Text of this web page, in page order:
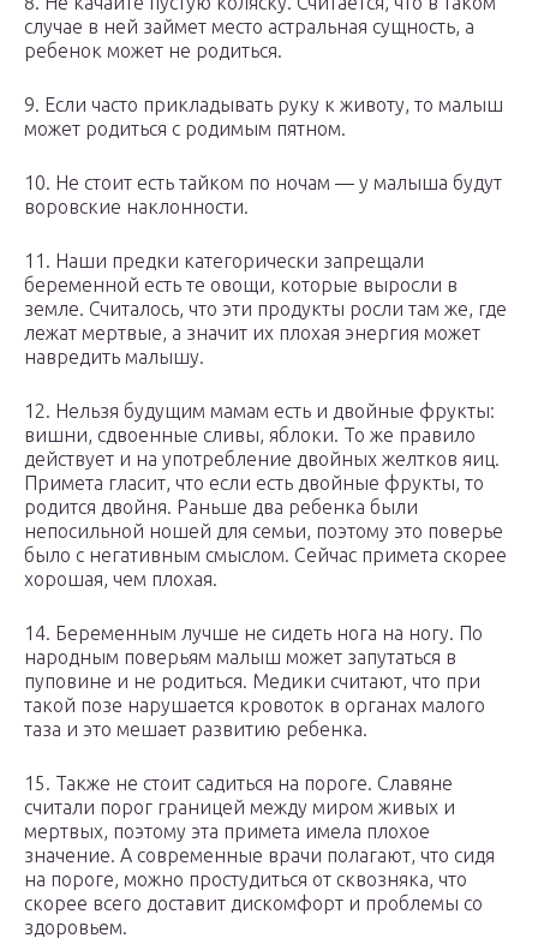
случае в ней займет место астральная сущность, а
ребенок может не родиться.
9. Если часто прикладывать руку к животу, то малыш
может родиться с родимым пятном.
10. Не стоит есть тайком по ночам — у малыша будут
воровские наклонности.
11. Наши предки категорически запрещали
беременной есть те овощи, которые выросли в
земле. Считалось, что эти продукты росли там же, где
лежат мертвые, а значит их плохая энергия может
навредить малышу.
12. Нельзя будущим мамам есть и двойные фрукты:
вишни, сдвоенные сливы, яблоки. То же правило
действует и на употребление двойных желтков яиц.
Примета гласит, что если есть двойные фрукты, то
родится двойня. Раньше два ребенка были
непосильной ношей для семьи, поэтому это поверье
было с негативным смыслом. Сейчас примета скорее
хорошая, чем плохая.
14. Беременным лучше не сидеть нога на ногу. По
народным поверьям малыш может запутаться в
пуповине и не родиться. Медики считают, что при
такой позе нарушается кровоток в органах малого
таза и это мешает развитию ребенка.
15. Также не стоит садиться на пороге. Славяне
считали порог границей между миром живых и
мертвых, поэтому эта примета имела плохое
значение. А современные врачи полагают, что сидя
на пороге, можно простудиться от сквозняка, что
скорее всего доставит дискомфорт и проблемы со
здоровьем.